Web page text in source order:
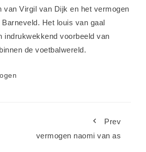
van Virgil van Dijk en het vermogen
. Het louis van gaal
indrukwekkend voorbeeld van
de voetbalwereld.
Prev
vermogen naomi van as